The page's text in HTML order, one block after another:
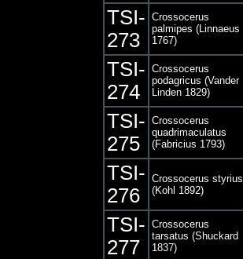
TSI-
273
Crossocerus
palmipes (Linnaeus
1767)
TSI-
274
Crossocerus
podagricus (Vander
Linden 1829)
TSI-
275
Crossocerus
quadrimaculatus
(Fabricius 1793)
TSI-
276
Crossocerus styrius
(Kohl 1892)
TSI-
277
Crossocerus
tarsatus (Shuckard
1837)